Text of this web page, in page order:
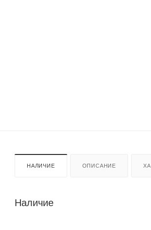
НАЛИЧИЕ ОПИСАНИЕ
Наличие